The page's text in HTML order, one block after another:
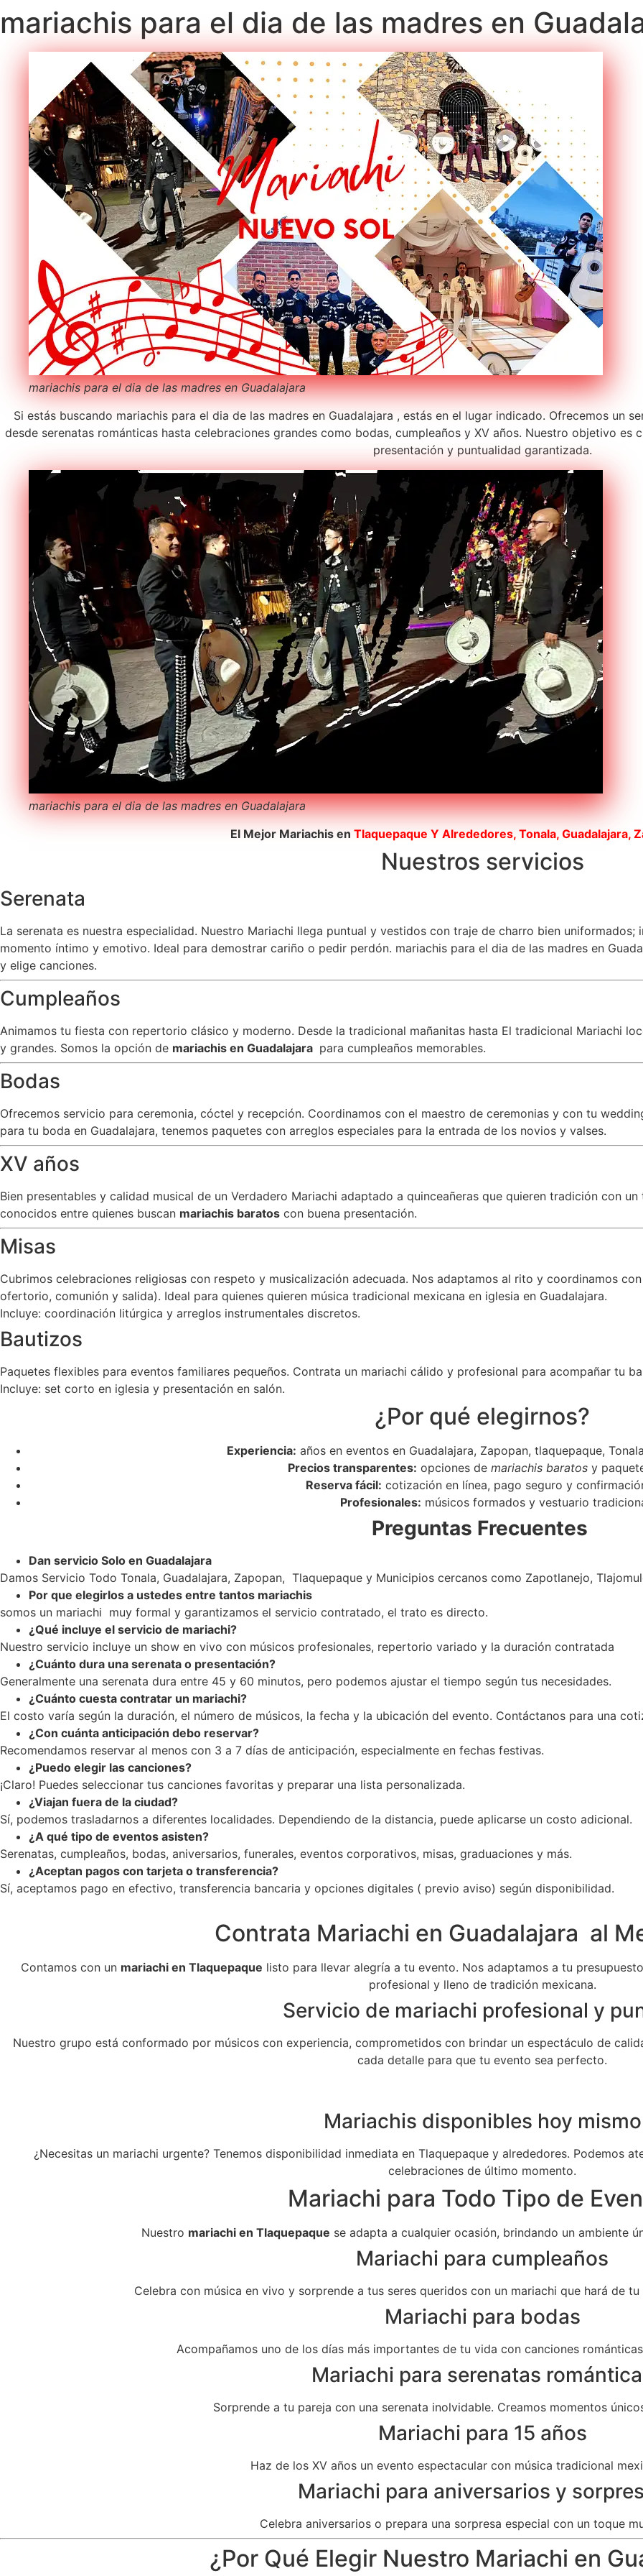
mariachis para el dia de las madres en
mariachis para el dia de las madres en Guadalajara
Si estás buscando mariachis para el dia de las madres en Guadalajara , estás en el lugar indicado. Ofrecemos un
desde serenatas románticas hasta celebraciones grandes como bodas, cumpleaños y XV años. Nuestro objetivo
presentación y puntualidad garantizada.
mariachis para el dia de las madres en Guadalajara
El Mejor Mariachis en Tlaquepaque Y Alrededores, Tonala, Guadalajara,
Nuestros servicios
Serenata
La serenata es nuestra especialidad. Nuestro Mariachi llega puntual y vestidos con traje de charro bien
momento íntimo y emotivo. Ideal para demostrar cariño o pedir perdón. mariachis para el dia de las madres en
y elige canciones.
Cumpleaños
Animamos tu fiesta con repertorio clásico y moderno. Desde la tradicional mañanitas hasta El tradicional Mariachi
y grandes. Somos la opción de mariachis en Guadalajara para cumpleaños memorables.
Bodas
Ofrecemos servicio para ceremonia, cóctel y recepción. Coordinamos con el maestro de ceremonias y con tu
para tu boda en Guadalajara, tenemos paquetes con arreglos especiales para la entrada de los novios y valses.
XV años
Bien presentables y calidad musical de un Verdadero Mariachi adaptado a quinceañeras que quieren tradición con
conocidos entre quienes buscan mariachis baratos con buena presentación.
Misas
Cubrimos celebraciones religiosas con respeto y musicalización adecuada. Nos adaptamos al rito y coordinamos
ofertorio, comunión y salida). Ideal para quienes quieren música tradicional mexicana en iglesia en Guadalajara.
Incluye: coordinación litúrgica y arreglos instrumentales discretos.
Bautizos
Paquetes flexibles para eventos familiares pequeños. Contrata un mariachi cálido y profesional para acompañar tu
Incluye: set corto en iglesia y presentación en salón.
¿Por qué elegirnos?
Experiencia: años en eventos en Guadalajara, Zapopan, tlaquepaque,
Precios transparentes: opciones de mariachis baratos y
Reserva fácil: cotización en línea, pago seguro y
Profesionales: músicos formados y vestuario
Preguntas Frecuentes
Dan servicio Solo en Guadalajara
Damos Servicio Todo Tonala, Guadalajara, Zapopan, Tlaquepaque y Municipios cercanos como Zapotlanejo,
Por que elegirlos a ustedes entre tantos mariachis
somos un mariachi muy formal y garantizamos el servicio contratado, el trato es directo.
¿Qué incluye el servicio de mariachi?
Nuestro servicio incluye un show en vivo con músicos profesionales, repertorio variado y la duración contratada
¿Cuánto dura una serenata o presentación?
Generalmente una serenata dura entre 45 y 60 minutos, pero podemos ajustar el tiempo según tus necesidades.
¿Cuánto cuesta contratar un mariachi?
El costo varía según la duración, el número de músicos, la fecha y la ubicación del evento. Contáctanos para una
¿Con cuánta anticipación debo reservar?
Recomendamos reservar al menos con 3 a 7 días de anticipación, especialmente en fechas festivas.
¿Puedo elegir las canciones?
¡Claro! Puedes seleccionar tus canciones favoritas y preparar una lista personalizada.
¿Viajan fuera de la ciudad?
Sí, podemos trasladarnos a diferentes localidades. Dependiendo de la distancia, puede aplicarse un costo adicional.
¿A qué tipo de eventos asisten?
Serenatas, cumpleaños, bodas, aniversarios, funerales, eventos corporativos, misas, graduaciones y más.
¿Aceptan pagos con tarjeta o transferencia?
Sí, aceptamos pago en efectivo, transferencia bancaria y opciones digitales ( previo aviso) según disponibilidad.
Contrata Mariachi en Guadalajara al
Contamos con un mariachi en Tlaquepaque listo para llevar alegría a tu evento. Nos adaptamos a tu
profesional y lleno de tradición mexicana.
Servicio de mariachi profesional y
Nuestro grupo está conformado por músicos con experiencia, comprometidos con brindar un espectáculo de
cada detalle para que tu evento sea perfecto.
Mariachis disponibles hoy mismo
¿Necesitas un mariachi urgente? Tenemos disponibilidad inmediata en Tlaquepaque y alrededores. Podemos
celebraciones de último momento.
Mariachi para Todo Tipo de
Nuestro mariachi en Tlaquepaque se adapta a cualquier ocasión, brindando un ambiente
Mariachi para cumpleaños
Celebra con música en vivo y sorprende a tus seres queridos con un mariachi que hará de
Mariachi para bodas
Acompañamos uno de los días más importantes de tu vida con canciones
Mariachi para serenatas
Sorprende a tu pareja con una serenata inolvidable. Creamos momentos
Mariachi para 15 años
Haz de los XV años un evento espectacular con música tradicional
Mariachi para aniversarios y
Celebra aniversarios o prepara una sorpresa especial con un toque
¿Por Qué Elegir Nuestro Mariachi en